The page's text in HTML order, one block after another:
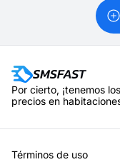
Por cierto, ¡tenemos
precios en
Términos de uso